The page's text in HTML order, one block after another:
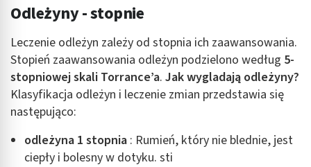
Odleżyny - stopnie
Leczenie odleżyn zależy od stopnia ich zaawansowania.
Stopień zaawansowania odleżyn podzielono według 5-
stopniowej skali Torrance’a. Jak wygladają odleżyny?
Klasyfikacja odleżyn i leczenie zmian przedstawia się
następująco:
odleżyna 1 stopnia : Rumień, który nie blednie, jest
ciepły i bolesny w dotyku. sti